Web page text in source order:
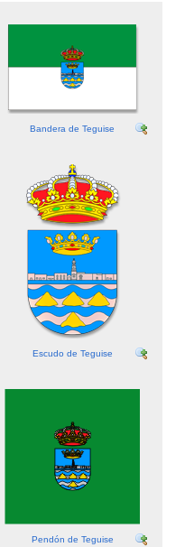
Bandera de Teguise
Escudo de Teguise
Pendón de Teguise